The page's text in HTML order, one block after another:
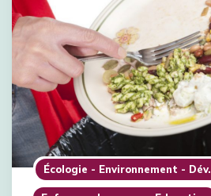
Écologie - Environnement -